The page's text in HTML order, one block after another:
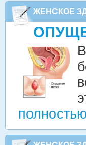
ЖЕНСКОЕ
полностью